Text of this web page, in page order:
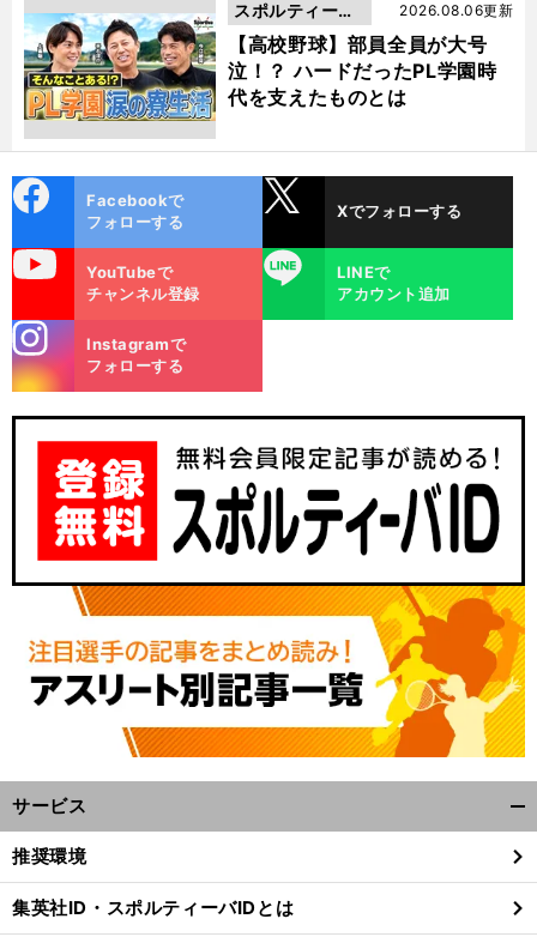
【高校野球】部員全員が大号
泣！？ ハードだったPL学園時
代を支えたものとは
2026.08.06更新
スポルティーバ
動画
ok
Facebookで
フォローする
Xでフォローする
YouTubeで
チャンネル登録
LINE
LINEで
アカウント追加
m
Instagramで
フォローする
サービス
閉
る
推奨環境
集英社ID・スポルティーバIDとは